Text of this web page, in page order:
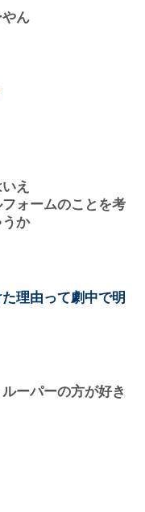
ん
え
ォームのことを考
か
理由って劇中で明
ーパーの方が好き